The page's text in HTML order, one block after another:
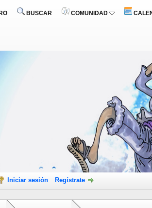
BUSCAR COMUNIDAD
Iniciar sesión Regístrate